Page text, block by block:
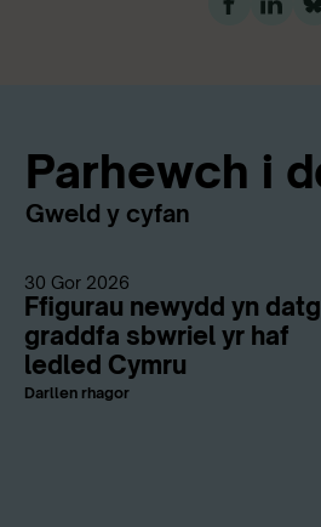
Parhewch i
Gweld y cyfan
30 Gor 2026
Ffigurau newydd yn
graddfa sbwriel yr haf
ledled Cymru
Darllen rhagor